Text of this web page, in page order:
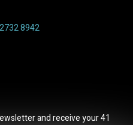
8942
and receive your 41